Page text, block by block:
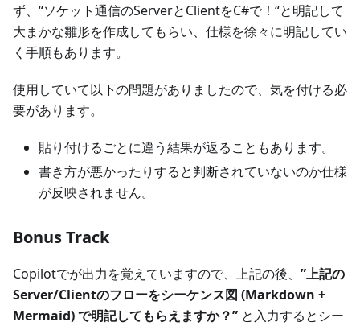
ず、“ソケット通信のServerとClientをC#で！“と明記して
大まかな雛形を作成してもらい、仕様を徐々に明記してい
く手順もあります。
使用していて以下の問題がありましたので、気を付ける必
要があります。
貼り付けるごとに違う結果が返ることもあります。
書き方が悪かったりすると判断されていないのか仕様
が反映されません。
Bonus Track
Copilotでが出力を覚えていますので、上記の後、 ”上記の
Server/Clientのフローをシーケンス図 (Markdown +
Mermaid) で明記してもらえますか？” と入力するとシー